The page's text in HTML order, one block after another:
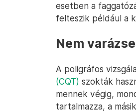
esetben a
felteszik például a
Nem
A poligráfos
(CQT) szokták
mennek végig,
tartalmazza, a